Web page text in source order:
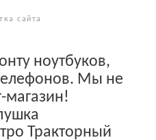
сайта
ноутбуков,
Мы не
магазин!
Тракторный